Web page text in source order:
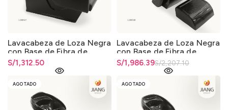
Lavacabeza de Loza Negra
con Base de Fibra de
Vidrio 013
S/1,312.50
Lavacabeza de Loza Negra
con Base de Fibra de
Vidrio 013S/2,207.10
El precio original era:
S/1,986.39
El precio actual es:
AGOTADO AGOTADO